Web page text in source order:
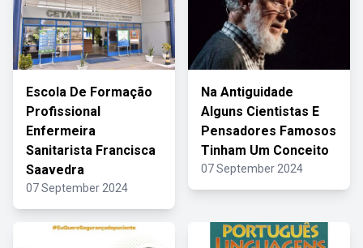
Escola De Formação
Profissional
Enfermeira
Sanitarista Francisca
Saavedra
07 September 2024
Na Antiguidade
Alguns Cientistas E
Pensadores Famosos
Tinham Um Conceito
07 September 2024